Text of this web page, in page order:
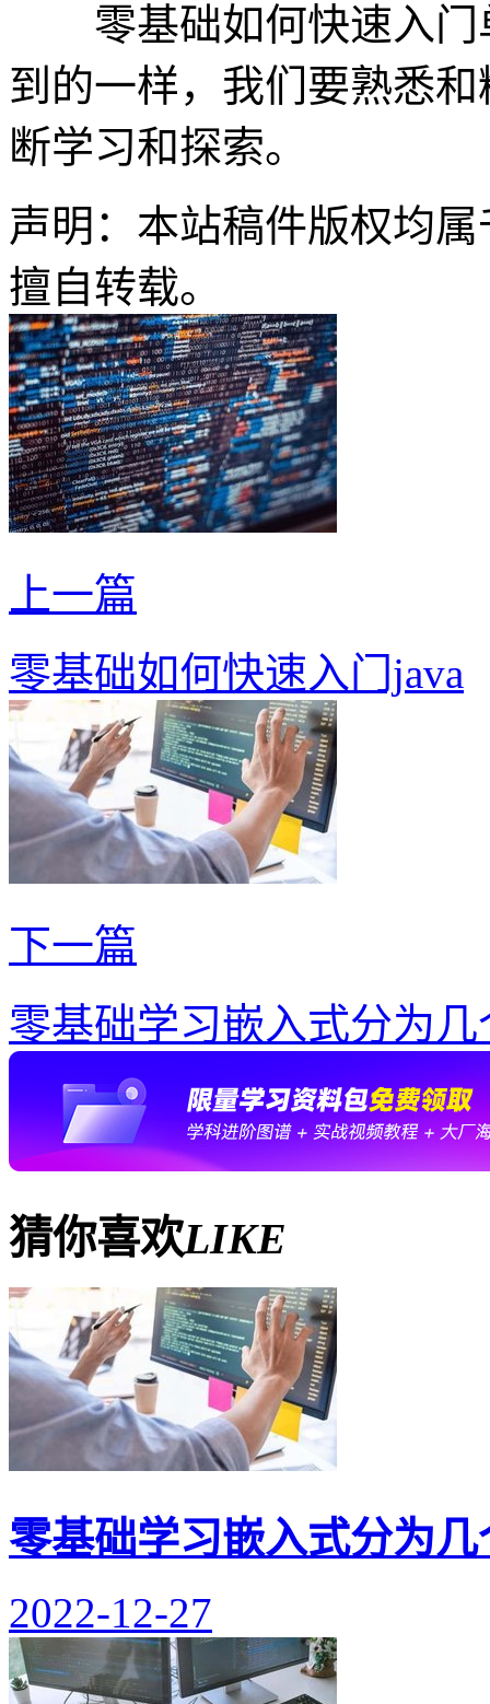
零基础如何快速入门
到的一样，我们要熟悉
断学习和探索。
声明：本站稿件版权均
擅自转载。
上一篇
零基础如何快速入门java
下一篇
零基础学习嵌入式分为几
猜你喜欢LIKE
零基础学习嵌入式分为几
2022-12-27